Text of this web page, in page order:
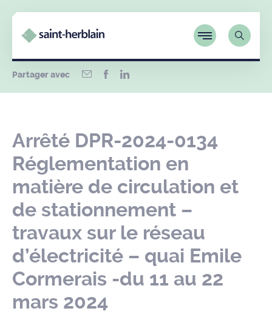
Partager avec
Arrêté DPR-2024-0134
Réglementation en
matière de circulation et
de stationnement –
travaux sur le réseau
d’électricité – quai Emile
Cormerais -du 11 au 22
mars 2024